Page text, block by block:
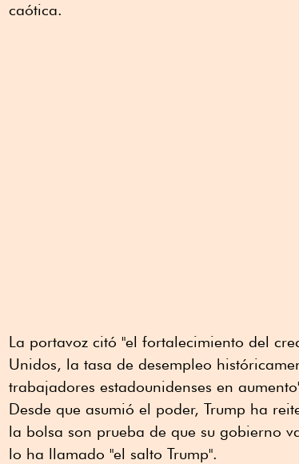
caótica.
La portavoz citó "el fortalecimiento del
Unidos, la tasa de desempleo
trabajadores estadounidenses en
Desde que asumió el poder, Trump ha
la bolsa son prueba de que su gobierno
lo ha llamado "el salto Trump".